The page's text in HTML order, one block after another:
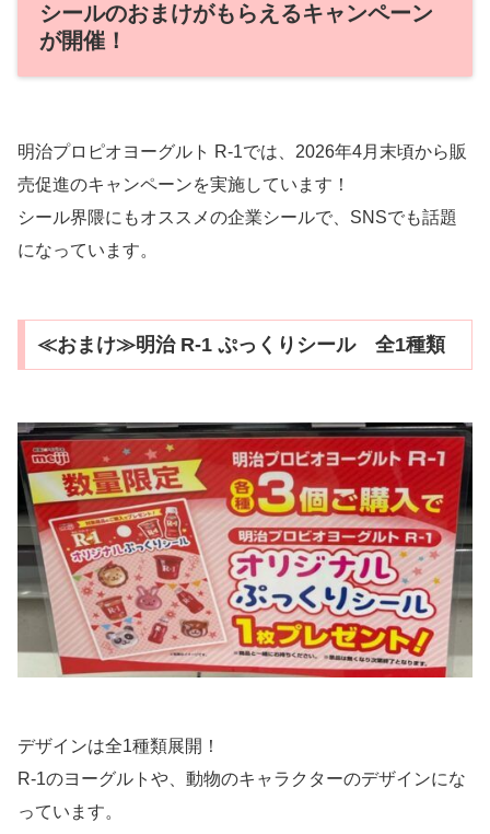
シールのおまけがもらえるキャンペーン
が開催！
明治プロピオヨーグルト R-1では、2026年4月末頃から販
売促進のキャンペーンを実施しています！
シール界隈にもオススメの企業シールで、SNSでも話題
になっています。
≪おまけ≫明治 R-1 ぷっくりシール 全1種類
デザインは全1種類展開！
R-1のヨーグルトや、動物のキャラクターのデザインにな
っています。